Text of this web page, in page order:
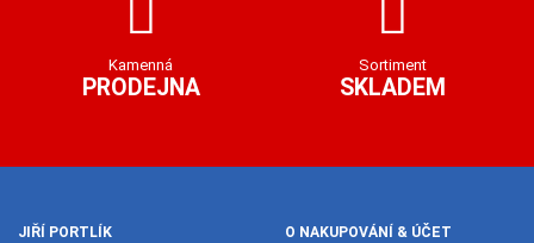
Kamenná
PRODEJNA
Sortiment
SKLADEM
JIŘÍ PORTLÍK O NAKUPOVÁNÍ & ÚČET